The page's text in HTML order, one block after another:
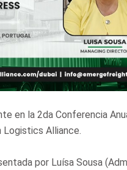
en la 2da Conferencia
Logistics Alliance.
por Luísa Sousa